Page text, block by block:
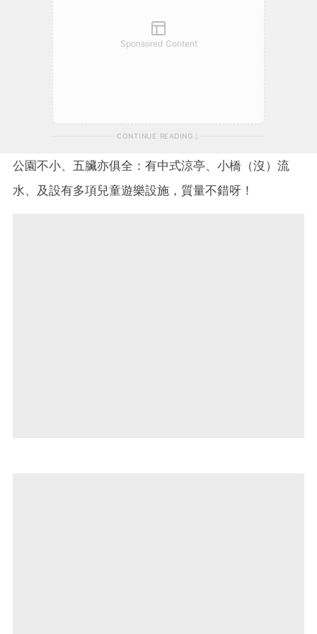
Sponsored Content
CONTINUE READING
公園不小、五臟亦俱全：有中式涼亭、小橋（沒）流
水、及設有多項兒童遊樂設施，質量不錯呀！